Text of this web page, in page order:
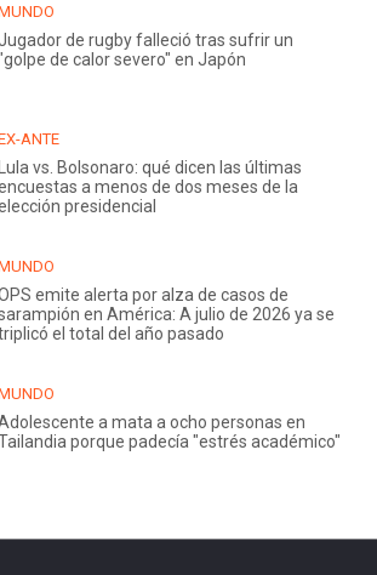
de rugby falleció tras sufrir un
de calor severo" en Japón
ANTE
Lula vs. Bolsonaro: qué dicen las últimas
a menos de dos meses de la
presidencial
emite alerta por alza de casos de
en América: A julio de 2026 ya se
el total del año pasado
a mata a ocho personas en
porque padecía "estrés académico"